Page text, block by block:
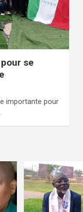
se
importante pour